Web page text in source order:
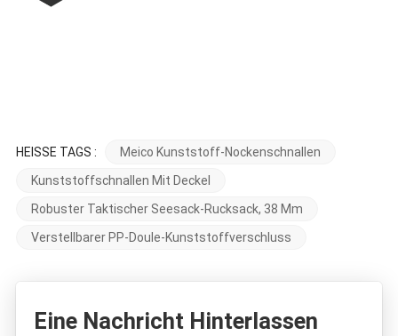
HEISSE TAGS :
Meico Kunststoff-Nockenschnallen
Kunststoffschnallen Mit Deckel
Robuster Taktischer Seesack-Rucksack, 38 Mm
Verstellbarer PP-Doule-Kunststoffverschluss
Eine Nachricht Hinterlassen